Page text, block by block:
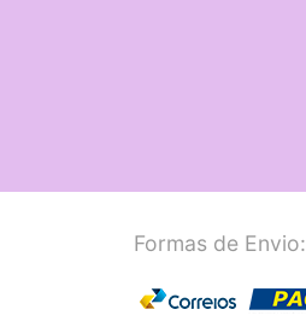
Formas de Envio: